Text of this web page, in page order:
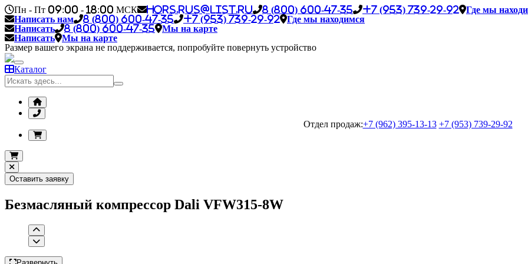
Пн - Пт 09:00 - 18:00 МСК hors.rus@list.ru 8 (800) 600-47-35 +7 (953) 739-29-92
Где мы
Написать нам
8 (800) 600-47-35 +7 (953) 739-29-92
Где мы находимся
Написать
8 (800) 600-47-35
Мы на карте
Написать
Мы на карте
Размер вашего экрана не поддерживается, попробуйте повернуть устройство
Каталог
Отдел продаж:+7 (962) 395-13-13 +7 (953) 739-29-92
Оставить заявку
Безмасляный компрессор Dali VFW315-8W